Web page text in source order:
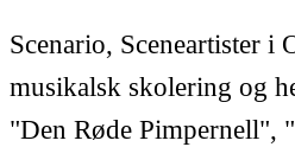
Scenario, Sceneartister i
musikalsk skolering og
"Den Røde Pimpernell",